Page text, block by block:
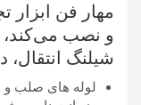
مهار فن ابزار
و نصب می‌کند،
شیلنگ انتقال،
لوله های صلب و